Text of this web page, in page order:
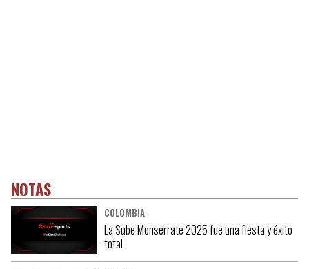
NOTAS
COLOMBIA
La Sube Monserrate 2025 fue una fiesta y éxito
total